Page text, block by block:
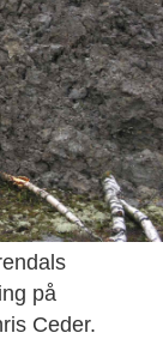
på
Ceder.